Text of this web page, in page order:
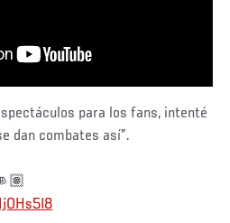
para los fans, intenté
dan combates así”.